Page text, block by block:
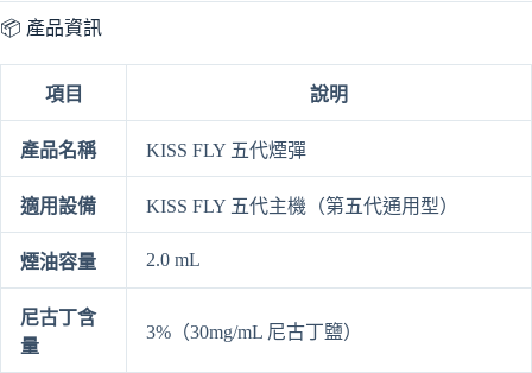
📦 產品資訊
項目 說明
產品名稱 KISS FLY 五代煙彈
適用設備 KISS FLY 五代主機（第五代通用型）
煙油容量 2.0 mL
尼古丁含
量
3%（30mg/mL 尼古丁鹽）